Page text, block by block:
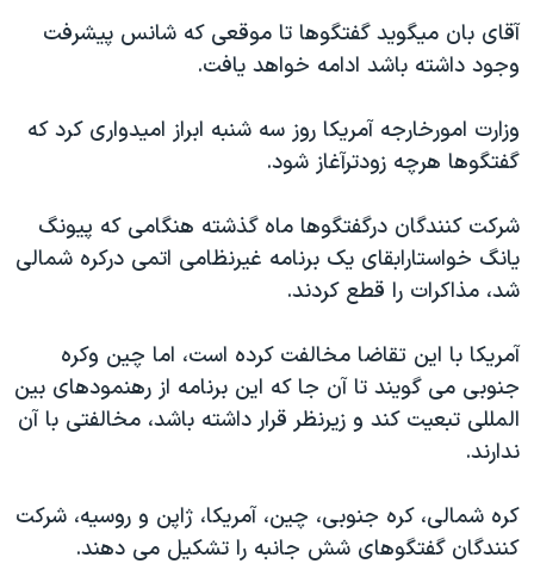
گالری عکس
آرشیو پخش زنده
اعتراضات زن، زندگی، آزادی
مجموعه مستندهای دادخواهی
تریبونال مردمی آبان ۹۸
دادگاه حمید نوری
قانون شفافیت دارائی کادر رهبری ایران
اعتراضات مردمی آبان ۹۸
نرگس محمدی برنده جایزه نوبل صلح
همایش محافظه‌کاران آمریکا «سی‌پک»
صفحه‌های ویژه
سفر پرزیدنت ترامپ به چین
آقای بان ميگويد گفتگوها تا موقعی که شانس پيشرفت
وجود داشته باشد ادامه خواهد يافت.
وزارت امورخارجه آمريکا روز سه شنبه ابراز اميدواری کرد که
گفتگوها هرچه زودترآغاز شود.
شرکت کنندگان درگفتگوها ماه گذشته هنگامی که پيونگ
يانگ خواستارابقای يک برنامه غيرنظامی اتمی درکره شمالی
شد، مذاکرات را قطع کردند.
آمريکا با اين تقاضا مخالفت کرده است، اما چين وکره
جنوبی می گويند تا آن جا که اين برنامه از رهنمودهای بين
المللی تبعيت کند و زيرنظر قرار داشته باشد، مخالفتی با آن
ندارند.
کره شمالی، کره جنوبی، چين، آمريکا، ژاپن و روسيه، شرکت
کنندگان گفتگوهای شش جانبه را تشکيل می دهند.